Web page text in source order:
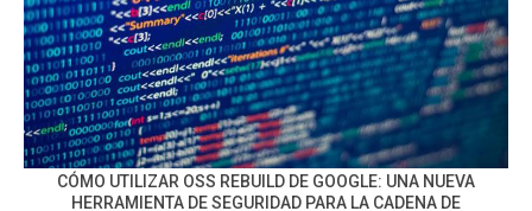
CÓMO UTILIZAR OSS REBUILD DE GOOGLE: UNA NUEVA
HERRAMIENTA DE SEGURIDAD PARA LA CADENA DE